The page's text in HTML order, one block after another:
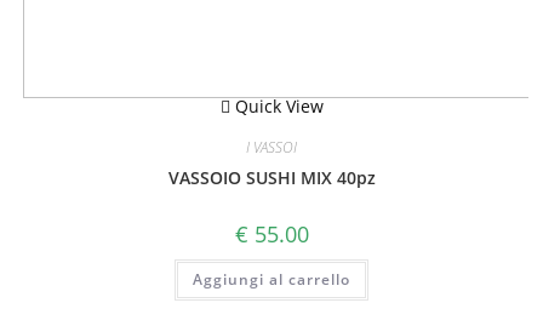
Quick View
I VASSOI
VASSOIO SUSHI MIX 40pz
€ 55.00
Aggiungi al carrello